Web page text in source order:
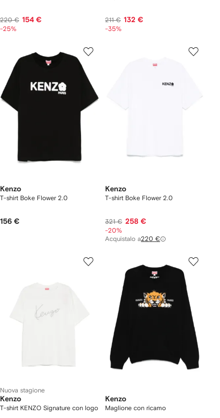
220 € 154 €
-25%
211 € 132 €
-35%
Kenzo
T-shirt Boke Flower 2.0
156 €
Kenzo
T-shirt Boke Flower 2.0
321 € 258 €
-20%
Acquistalo a220 €
Nuova stagione
Kenzo
T-shirt KENZO Signature con logo
Kenzo
Maglione con ricamo